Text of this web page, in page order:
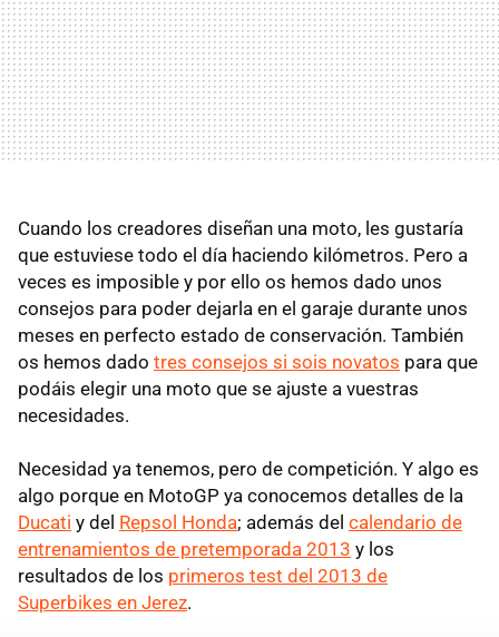
Cuando los creadores diseñan una moto, les gustaría
que estuviese todo el día haciendo kilómetros. Pero a
veces es imposible y por ello os hemos dado unos
consejos para poder dejarla en el garaje durante unos
meses en perfecto estado de conservación. También
os hemos dado tres consejos si sois novatos para que
podáis elegir una moto que se ajuste a vuestras
necesidades.
Necesidad ya tenemos, pero de competición. Y algo es
algo porque en MotoGP ya conocemos detalles de la
Ducati y del Repsol Honda; además del calendario de
entrenamientos de pretemporada 2013 y los
resultados de los primeros test del 2013 de
Superbikes en Jerez.